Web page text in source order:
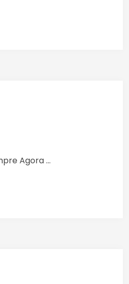
Agora ...